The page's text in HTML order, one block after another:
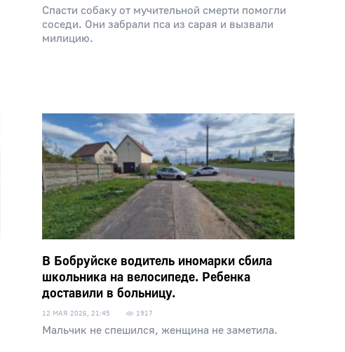
Спасти собаку от мучительной смерти помогли
соседи. Они забрали пса из сарая и вызвали
милицию.
В Бобруйске водитель иномарки сбила
школьника на велосипеде. Ребенка
доставили в больницу.
12 МАЯ 2026, 21:45 1917
Мальчик не спешился, женщина не заметила.